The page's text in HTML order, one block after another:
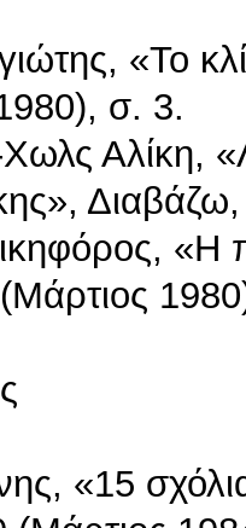
«Το
σ. 3.
Αλίκη,
«Η
«15